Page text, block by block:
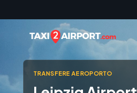
TRANSFERE AEROPORTO